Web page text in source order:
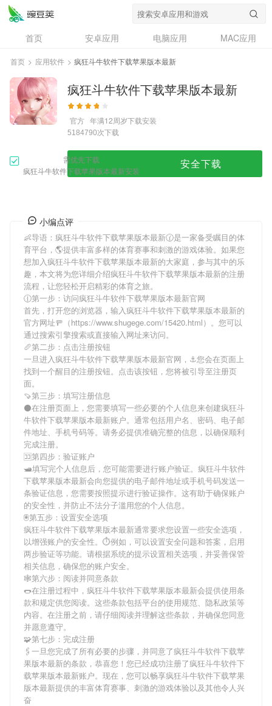
首页 安卓应用 电脑应用
MAC应用
资讯
专题 设计奖
问答
首页 > 应用软件 > 疯狂斗牛软件下载苹果版本最新
疯狂斗牛软件下载苹果版本最新
官方 年满12周岁下载安装
5184790次下载
需优先下载
疯狂斗牛软件下载苹果版本最新安装
安全下载
小编点评
👶导语： 疯狂斗牛软件下载苹果版本最新🕜是一家备受瞩目的体
育平台，🌎提供丰富多样的体育赛事和刺激的游戏体验。如果您
想加入疯狂斗牛软件下载苹果版本最新的大家庭，参与其中的乐
趣，本文将为您详细介绍疯狂斗牛软件下载苹果版本最新的注册
流程，让您轻松开启精彩的体育之旅。
🕧第一步：访问疯狂斗牛软件下载苹果版本最新官网
首先，打开您的浏览器，输入疯狂斗牛软件下载苹果版本最新的
官方网址🚥（https://www.shugege.com/15420.html）。您可以
通过搜索引擎搜索或直接输入网址来访问。
🥖第二步：点击注册按钮
一旦进入疯狂斗牛软件下载苹果版本最新官网，⚓️您会在页面上
找到一个醒目的注册按钮。点击该按钮，您将被引导至注册页
面。
🍠第三步：填写注册信息
⚫在注册页面上，您需要填写一些必要的个人信息来创建疯狂斗
牛软件下载苹果版本最新账户。通常包括用户名、密码、电子邮
件地址、手机号码等。请务必提供准确完整的信息，以确保顺利
完成注册。
🈁第四步：验证账户
🛥填写完个人信息后，您可能需要进行账户验证。 疯狂斗牛软件
下载苹果版本最新会向您提供的电子邮件地址或手机号码发送一
条验证信息，您需要按照提示进行验证操作。这有助于确保账户
的安全性，并防止不法分子滥用您的个人信息。
🖲第五步：设置安全选项
疯狂斗牛软件下载苹果版本最新通常要求您设置一些安全选项，
以增强账户的安全性。⏱例如，可以设置安全问题和答案，启用
两步验证等功能。请根据系统的提示设置相关选项，并妥善保管
相关信息，确保您的账户安全。
🕸第六步：阅读并同意条款
🌭在注册过程中， 疯狂斗牛软件下载苹果版本最新会提供使用条
款和规定供您阅读。这些条款包括平台的使用规范、隐私政策等
内容。在注册之前，请仔细阅读并理解这些条款，并确保您同意
并愿意遵守。
🧩第七步：完成注册
🖇一旦您完成了所有必要的步骤，并同意了疯狂斗牛软件下载苹
果版本最新的条款，恭喜您！您已经成功注册了疯狂斗牛软件下
载苹果版本最新账户。现在，您可以畅享疯狂斗牛软件下载苹果
版本最新提供的丰富体育赛事、刺激的游戏体验以及其他令人兴
奋